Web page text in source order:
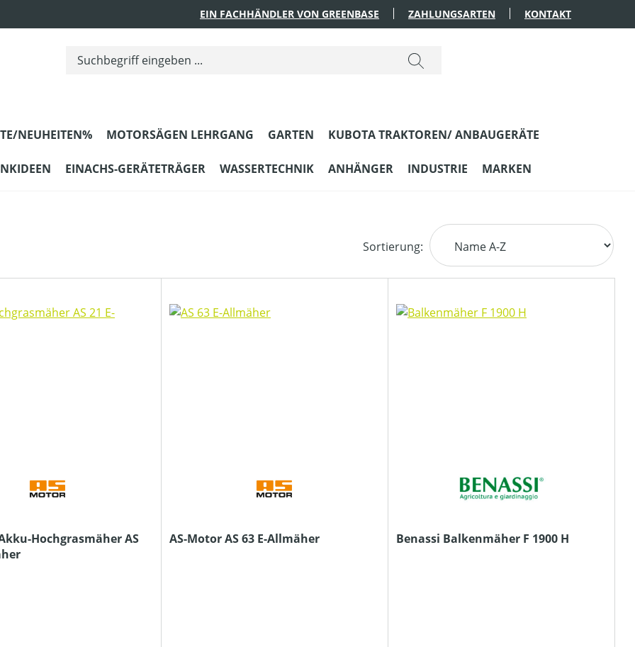
EIN FACHHÄNDLER VON GREENBASE ZAHLUNGSARTEN KONTAKT
NEUHEITEN% MOTORSÄGEN LEHRGANG GARTEN KUBOTA TRAKTOREN/ ANBAUGERÄTE
EINACHS-GERÄTETRÄGER WASSERTECHNIK ANHÄNGER INDUSTRIE MARKEN
Sortierung:
Hochgrasmäher AS
AS-Motor AS 63 E-Allmäher Benassi Balkenmäher F 1900 H